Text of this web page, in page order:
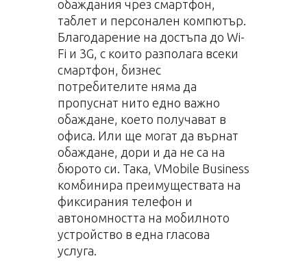
обаждания чрез смартфон,
таблет и персонален компютър.
Благодарение на достъпа до Wi-
Fi и 3G, с които разполага всеки
смартфон, бизнес
потребителите няма да
пропуснат нито едно важно
обаждане, което получават в
офиса. Или ще могат да върнат
обаждане, дори и да не са на
бюрото си. Така, VMobile Business
комбинира преимуществата на
фиксирания телефон и
автономността на мобилното
устройство в една гласова
услуга.